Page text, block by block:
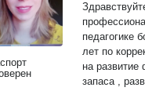
педагогике
лет по коррекции звукопроизношения . Мои занятия, направленные
на развитие
запаса ,